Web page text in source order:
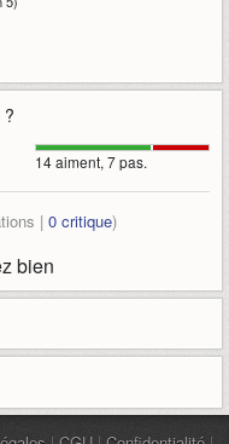
?
14 aiment, 7 pas.
| 0critique)
bien